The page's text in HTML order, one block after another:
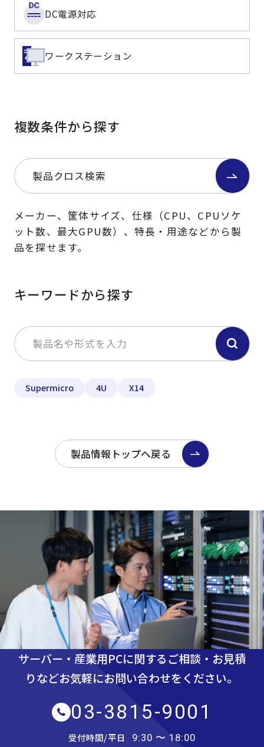
DC電源対応
ワークステーション
複数条件から探す
製品クロス検索
メーカー、筐体サイズ、仕様（CPU、CPUソケ
ット数、最大GPU数）、特長・用途などから製
品を探せます。
キーワードから探す
Supermicro 4U X14
製品情報トップへ戻る
サーバー・産業用PCに関するご相談・お見積
りなどお気軽にお問い合わせをください。
03-3815-9001
受付時間/平日 9:30 〜 18:00